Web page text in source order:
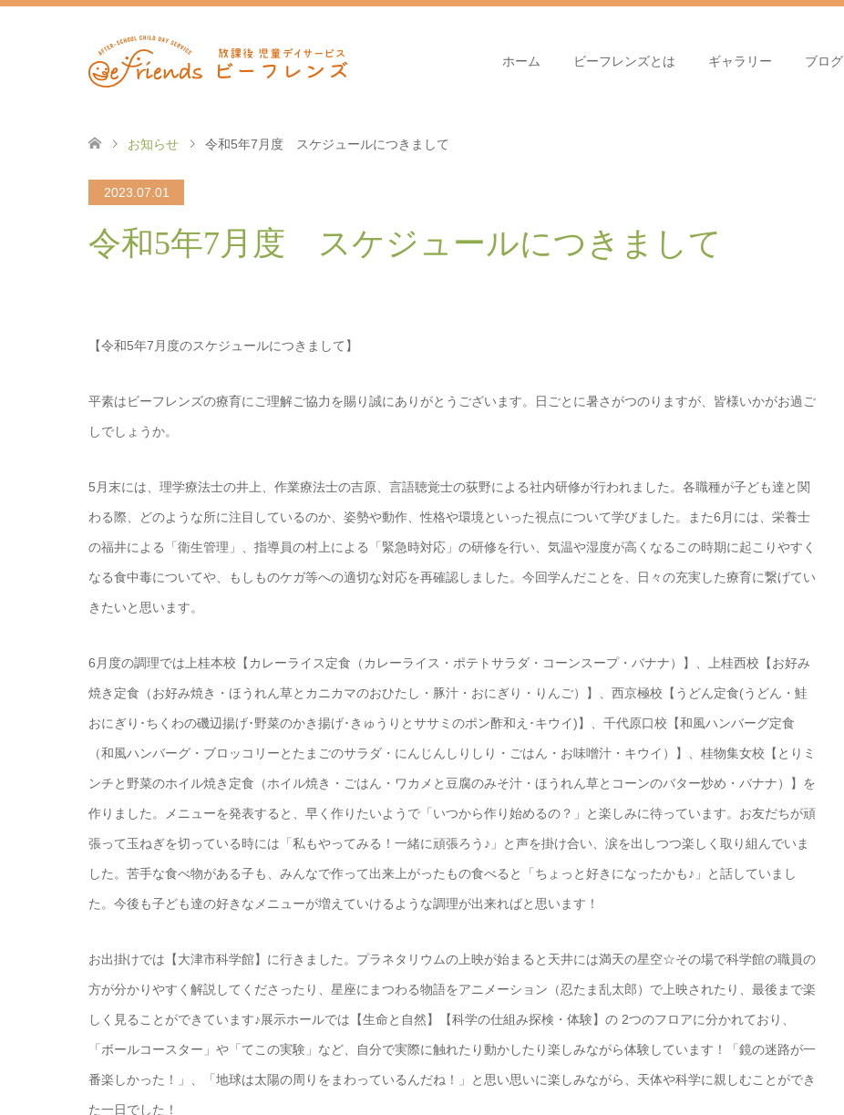
ホーム ビーフレンズとは ギャラリー ブログ
お知らせ 令和5年7月度 スケジュールにつきまして
2023.07.01
令和5年7月度 スケジュールにつきまして
【令和5年7月度のスケジュールにつきまして】
平素はビーフレンズの療育にご理解ご協力を賜り誠にありがとうございます。日ごとに暑さがつのりますが、皆様いかがお過ご
しでしょうか。
5月末には、理学療法士の井上、作業療法士の吉原、言語聴覚士の荻野による社内研修が行われました。各職種が子ども達と関
わる際、どのような所に注目しているのか、姿勢や動作、性格や環境といった視点について学びました。また6月には、栄養士
の福井による「衛生管理」、指導員の村上による「緊急時対応」の研修を行い、気温や湿度が高くなるこの時期に起こりやすく
なる食中毒についてや、もしものケガ等への適切な対応を再確認しました。今回学んだことを、日々の充実した療育に繋げてい
きたいと思います。
6月度の調理では上桂本校【カレーライス定食（カレーライス・ポテトサラダ・コーンスープ・バナナ）】、上桂西校【お好み
焼き定食（お好み焼き・ほうれん草とカニカマのおひたし・豚汁・おにぎり・りんご）】、西京極校【うどん定食(うどん・鮭
おにぎり･ちくわの磯辺揚げ･野菜のかき揚げ･きゅうりとササミのポン酢和え･キウイ)】、千代原口校【和風ハンバーグ定食
（和風ハンバーグ・ブロッコリーとたまごのサラダ・にんじんしりしり・ごはん・お味噌汁・キウイ）】、桂物集女校【とりミ
ンチと野菜のホイル焼き定食（ホイル焼き・ごはん・ワカメと豆腐のみそ汁・ほうれん草とコーンのバター炒め・バナナ）】を
作りました。メニューを発表すると、早く作りたいようで「いつから作り始めるの？」と楽しみに待っています。お友だちが頑
張って玉ねぎを切っている時には「私もやってみる！一緒に頑張ろう♪」と声を掛け合い、涙を出しつつ楽しく取り組んでいま
した。苦手な食べ物がある子も、みんなで作って出来上がったもの食べると「ちょっと好きになったかも♪」と話していまし
た。今後も子ども達の好きなメニューが増えていけるような調理が出来ればと思います！
お出掛けでは【大津市科学館】に行きました。プラネタリウムの上映が始まると天井には満天の星空☆その場で科学館の職員の
方が分かりやすく解説してくださったり、星座にまつわる物語をアニメーション（忍たま乱太郎）で上映されたり、最後まで楽
しく見ることができています♪展示ホールでは【生命と自然】【科学の仕組み探検・体験】の 2つのフロアに分かれており、
「ボールコースター」や「てこの実験」など、自分で実際に触れたり動かしたり楽しみながら体験しています！「鏡の迷路が一
番楽しかった！」、「地球は太陽の周りをまわっているんだね！」と思い思いに楽しみながら、天体や科学に親しむことができ
た一日でした！